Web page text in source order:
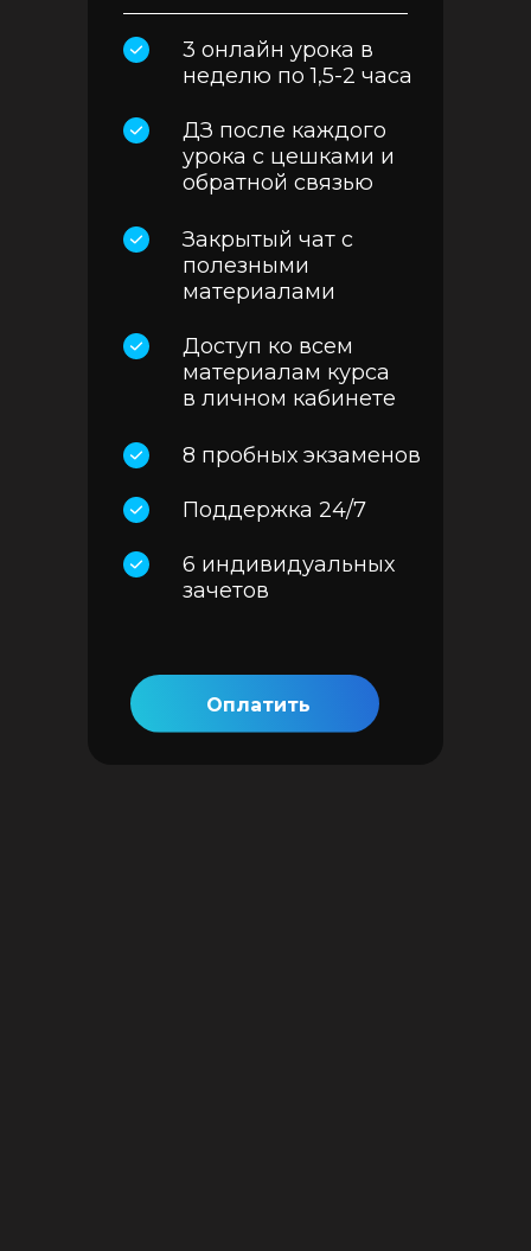
3 онлайн урока в
неделю по 1,5-2 часа
ДЗ после каждого
урока с цешками и
обратной связью
Закрытый чат с
полезными
материалами
Доступ ко всем
материалам курса
в личном кабинете
8 пробных экзаменов
Поддержка 24/7
6 индивидуальных
зачетов
Оплатить